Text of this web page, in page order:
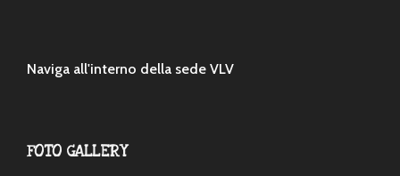
Naviga all'interno della sede VLV
FOTO GALLERY